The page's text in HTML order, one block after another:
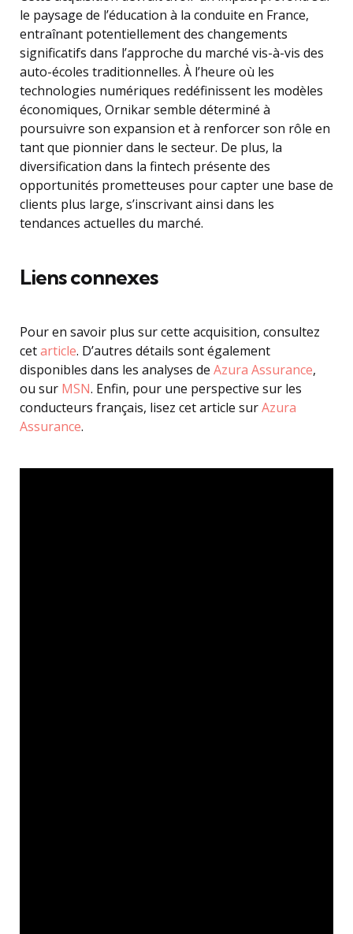
le paysage de l’éducation à la conduite en France,
entraînant potentiellement des changements
significatifs dans l’approche du marché vis-à-vis des
auto-écoles traditionnelles. À l’heure où les
technologies numériques redéfinissent les modèles
économiques, Ornikar semble déterminé à
poursuivre son expansion et à renforcer son rôle en
tant que pionnier dans le secteur. De plus, la
diversification dans la fintech présente des
opportunités prometteuses pour capter une base de
clients plus large, s’inscrivant ainsi dans les
tendances actuelles du marché.
Liens connexes
Pour en savoir plus sur cette acquisition, consultez
cetarticle. D’autres détails sont également
disponibles dans les analyses de Azura Assurance,
ou sur MSN. Enfin, pour une perspective sur les
conducteurs français, lisez cet article surAzura
Assurance.